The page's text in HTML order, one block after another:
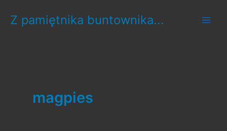
content
Z pamiętnika buntownika...
magpies